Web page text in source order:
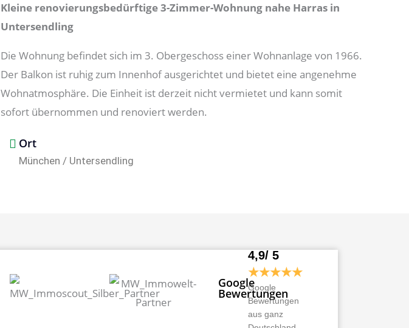
Kleine renovierungsbedürftige 3-Zimmer-Wohnung nahe Harras in
Untersendling
Die Wohnung befindet sich im 3. Obergeschoss einer Wohnanlage von 1966.
Der Balkon ist ruhig zum Innenhof ausgerichtet und bietet eine angenehme
Wohnatmosphäre. Die Einheit ist derzeit nicht vermietet und kann somit
sofort übernommen und renoviert werden.
Ort
München / Untersendling
Google
Bewertungen
4,9/ 5
★★★★★
Google
Bewertungen
aus ganz